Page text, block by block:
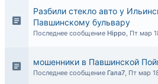
Разбили стекло авто у
Павшинскому бульвару
Последнее сообщение Hippo, Пт мар
мошенники в Павшинской
Последнее сообщение Гала7, Пт мар